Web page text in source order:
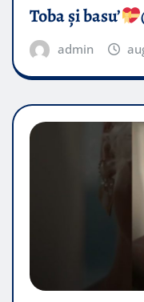
Toba și basu’
admin